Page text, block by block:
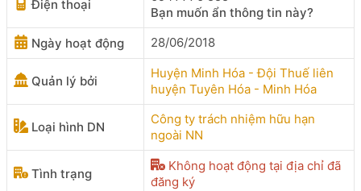
Điện thoại
Bạn muốn ẩn thông tin này?
Ngày hoạt động
28/06/2018
Quản lý bởi
Huyện Minh Hóa - Đội Thuế liên
huyện Tuyên Hóa - Minh Hóa
Loại hình DN
Công ty trách nhiệm hữu hạn
ngoài NN
Tình trạng
Không hoạt động tại địa chỉ đã
đăng ký